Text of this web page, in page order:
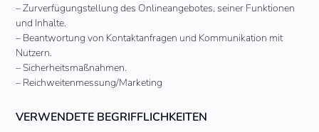
– Zurverfügungstellung des Onlineangebotes, seiner Funktionen
und Inhalte.
– Beantwortung von Kontaktanfragen und Kommunikation mit
Nutzern.
– Sicherheitsmaßnahmen.
– Reichweitenmessung/Marketing
VERWENDETE BEGRIFFLICHKEITEN